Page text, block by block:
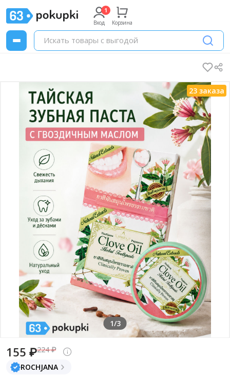
Вход Корзина
1/3
155 ₽224 ₽
ROCHJANA